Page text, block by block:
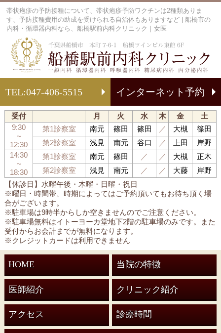
帯状疱疹の予防接種について、帯状疱疹予防ワクチンは2種類ありま
す、予防接種費用の助成を受けられる自治体もありますなど | 船橋市の
内科・循環器内科なら、船橋駅前内科クリニック｜女医
TEL:047-406-5515 インターネット予約
【休診日】水曜午後・木曜・日曜・祝日
※曜日・時間帯、時期によってはご予約頂いてもお待ち頂く場
合がございます。
※駐車場は9時半からしか空きませんのでご注意ください。
※駐車場無料はイトーヨーカ堂地下2階の駐車場のみです。また
受付からお会計までが無料になります。
※クレジットカードは利用できません
受付 月 火 水 木 金
土
9:30
～
12:30
第1診察室 南元 篠田 篠田 ／ 大槻
篠田
第2診察室
浅見 南元 谷口 ／ 上田
岸野
14:30
～
18:30
第1診察室 南元 篠田 ／ ／ 大槻
正木
第2診察室
浅見 南元 ／ ／ 大藤 岸野
HOME 当院の特徴
医師紹介 クリニック紹介
アクセス 診療時間